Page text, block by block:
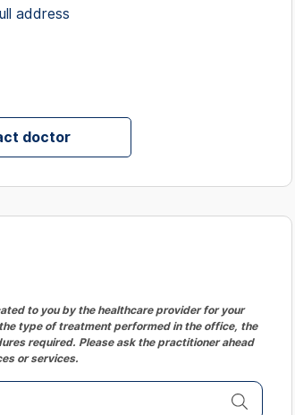
address
doctor
to you by the healthcare provider for your
type of treatment performed in the office, the
required. Please ask the practitioner ahead
or services.